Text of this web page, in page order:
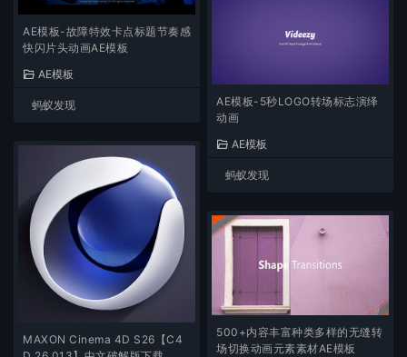
AE模板-故障特效卡点标题节奏感
快闪片头动画AE模板
AE模板
蚂蚁发现
AE模板-5秒LOGO转场标志演绎
动画￼
AE模板
蚂蚁发现
MAXON Cinema 4D S26【C4
500+内容丰富种类多样的无缝转
场切换动画元素素材AE模板